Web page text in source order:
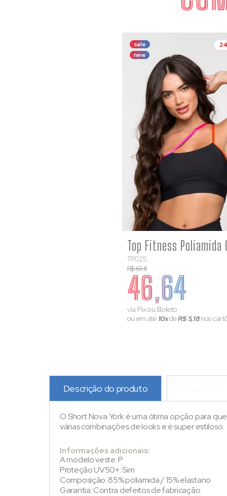
sale
new
24
TP025
R$ 61,11
46,64
via Pix ou Boleto
ou em até 10xdeR$ 5,18nos
Descrição do produto
O Short Nova York é uma ótima opção para
várias combinações de looks e é super estiloso.
Informações adicionais:
A modelo veste: P
Proteção UV50+: Sim
Composição: 85% poliamida / 15% elastano
Garantia: Contra defeitos de fabricação